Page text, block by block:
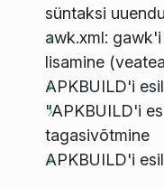
süntaksi
awk.xml:
lisamine
APKBUILD'i
"APKBUILD'i
tagasivõtmine
APKBUILD'i